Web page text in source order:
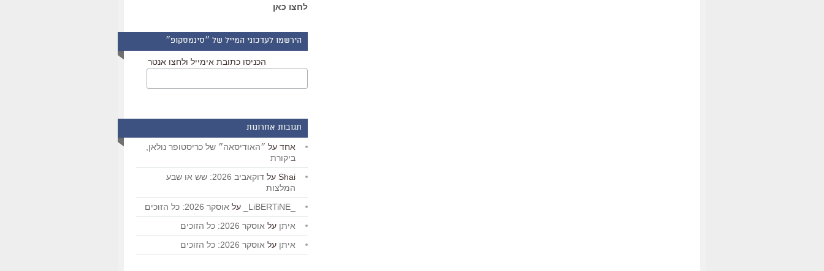
לחצו כאן
הירשמו לעדכוני המייל של ״סינמסקופ״
הכניסו כתובת אימייל ולחצו אנטר
תגובות אחרונות
אחד על ״האודיסאה״ של כריסטופר נולאן,
ביקורת
Shai על
דוקאביב 2026: שש או שבע
המלצות
על אוסקר 2026: כל הזוכים
איתן על אוסקר 2026: כל הזוכים
איתן על אוסקר 2026: כל הזוכים